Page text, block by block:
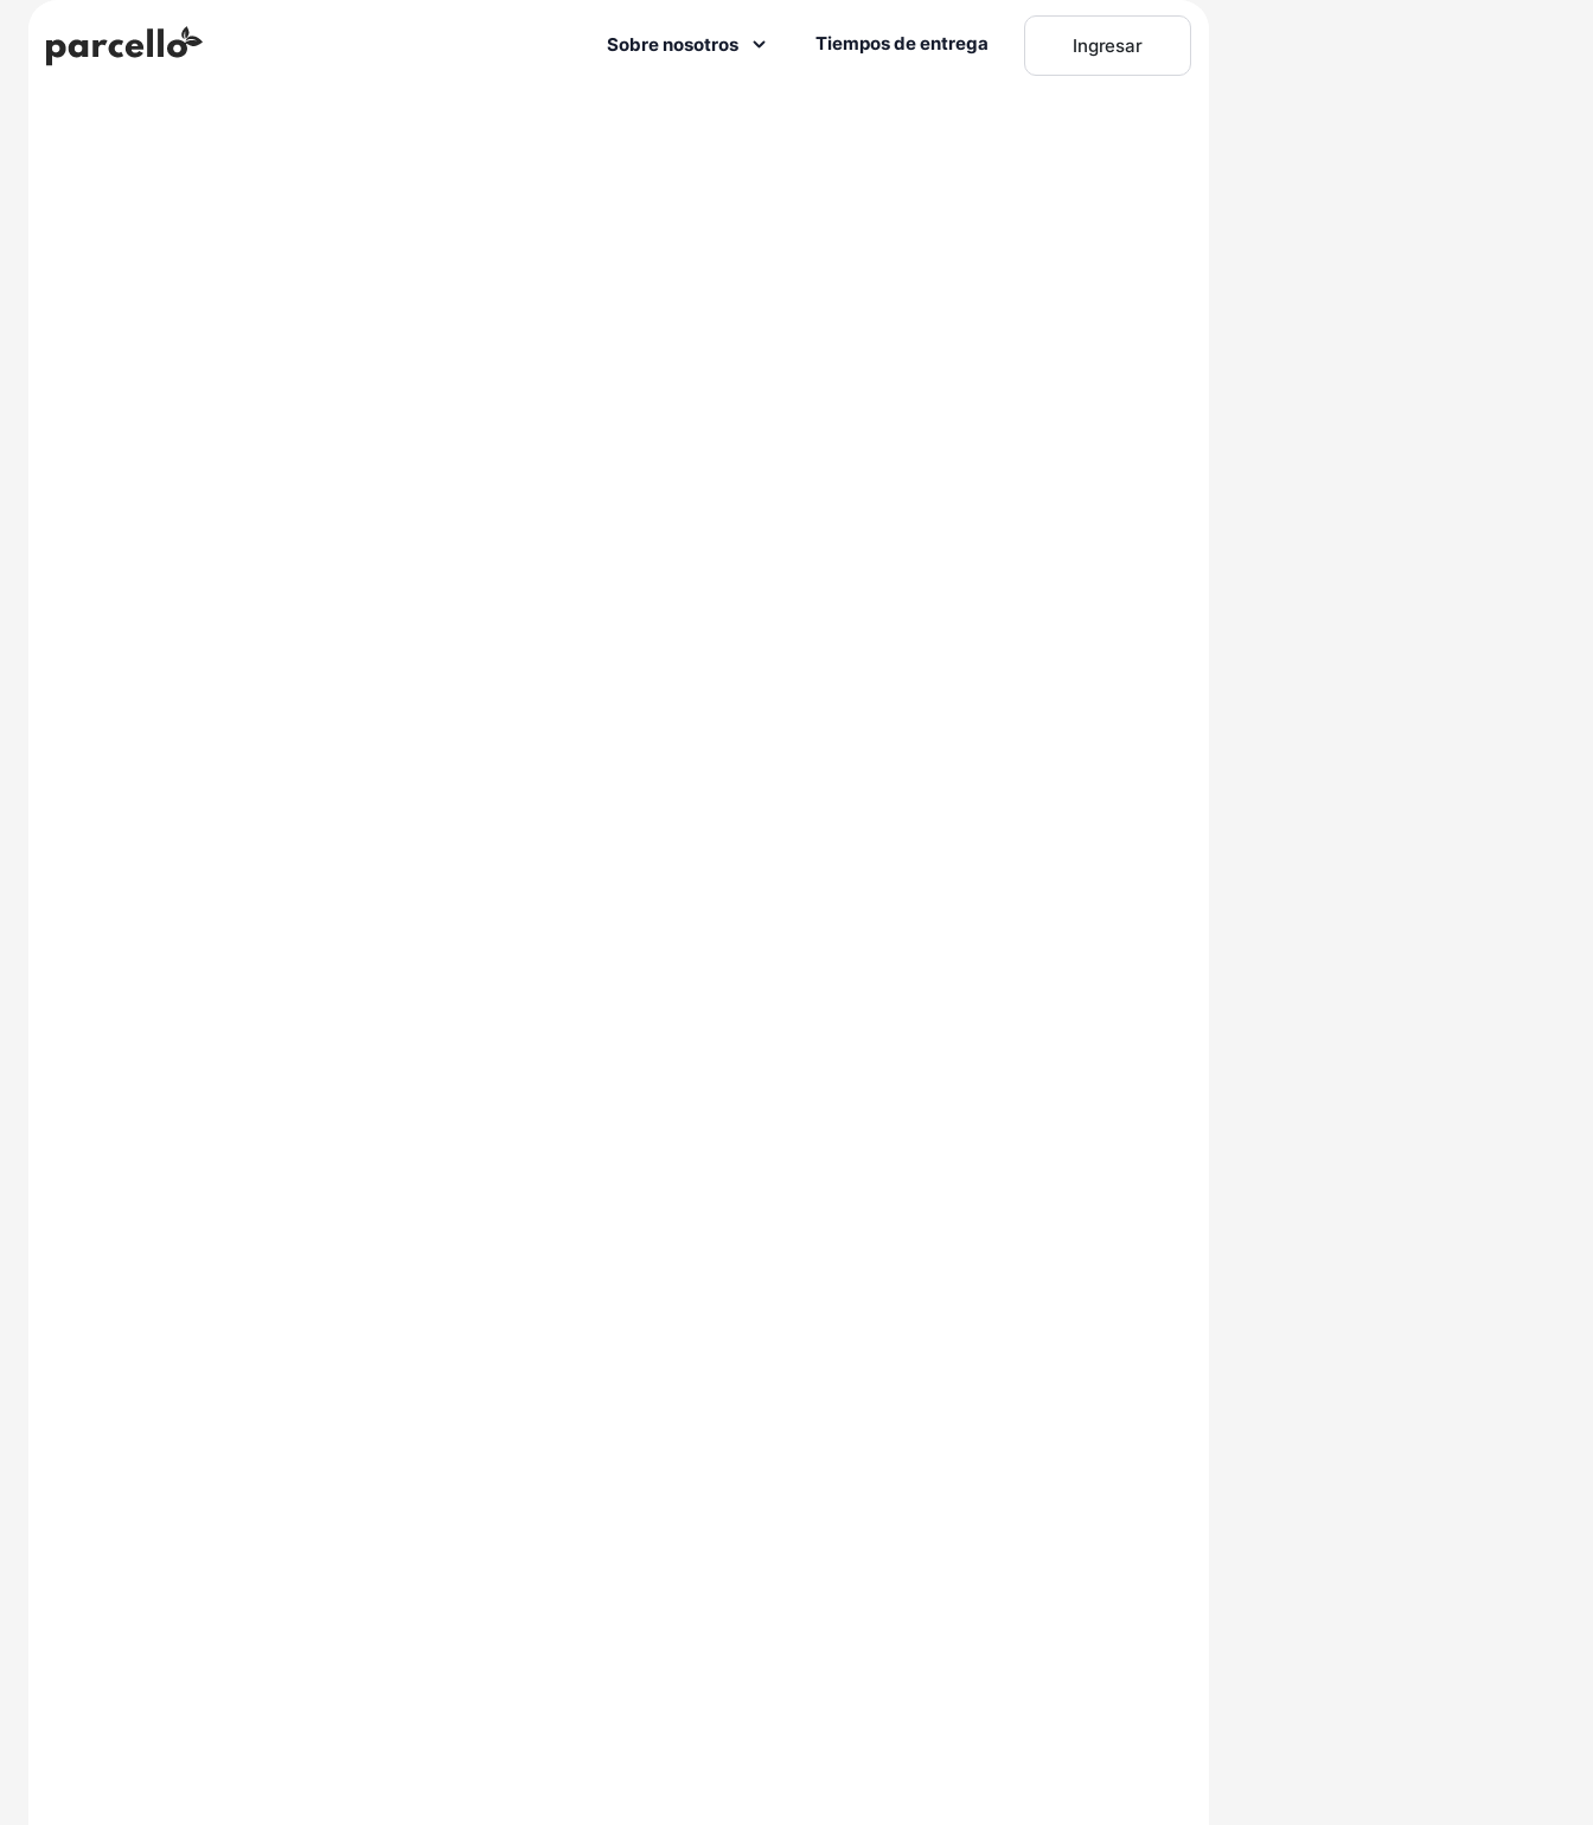
Sobre nosotros Tiempos de entrega Ingresar